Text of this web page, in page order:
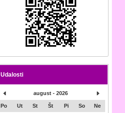
Udalosti
august - 2026
Po Ut St Št Pi So Ne